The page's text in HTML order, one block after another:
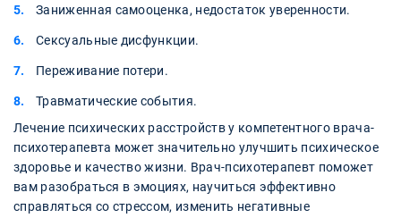
Заниженная самооценка, недостаток уверенности.
Сексуальные дисфункции.
Переживание потери.
Травматические события.
Лечение психических расстройств у компетентного врача-
психотерапевта может значительно улучшить психическое
здоровье и качество жизни. Врач-психотерапевт поможет
вам разобраться в эмоциях, научиться эффективно
справляться со стрессом, изменить негативные